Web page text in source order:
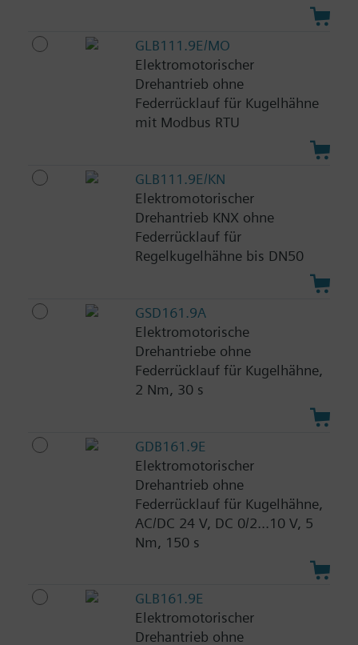
GLB111.9E/MO
Elektromotorischer
Drehantrieb ohne
Federrücklauf für Kugelhähne
mit Modbus RTU
GLB111.9E/KN
Elektromotorischer
Drehantrieb KNX ohne
Federrücklauf für
Regelkugelhähne bis DN50
GSD161.9A
Elektromotorische
Drehantriebe ohne
Federrücklauf für Kugelhähne,
2 Nm, 30 s
GDB161.9E
Elektromotorischer
Drehantrieb ohne
Federrücklauf für Kugelhähne,
AC/DC 24 V, DC 0/2...10 V, 5
Nm, 150 s
GLB161.9E
Elektromotorischer
Drehantrieb ohne